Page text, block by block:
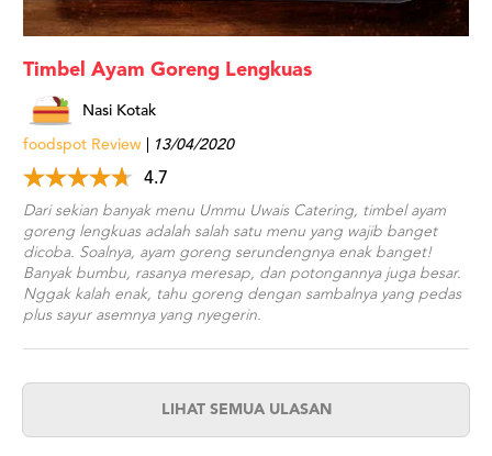
Timbel Ayam Goreng Lengkuas
Nasi Kotak
foodspot Review 13/04/2020
4.7
Dari sekian banyak menu Ummu Uwais Catering, timbel ayam
goreng lengkuas adalah salah satu menu yang wajib banget
dicoba. Soalnya, ayam goreng serundengnya enak banget!
Banyak bumbu, rasanya meresap, dan potongannya juga besar.
Nggak kalah enak, tahu goreng dengan sambalnya yang pedas
plus sayur asemnya yang nyegerin.
LIHAT SEMUA ULASAN